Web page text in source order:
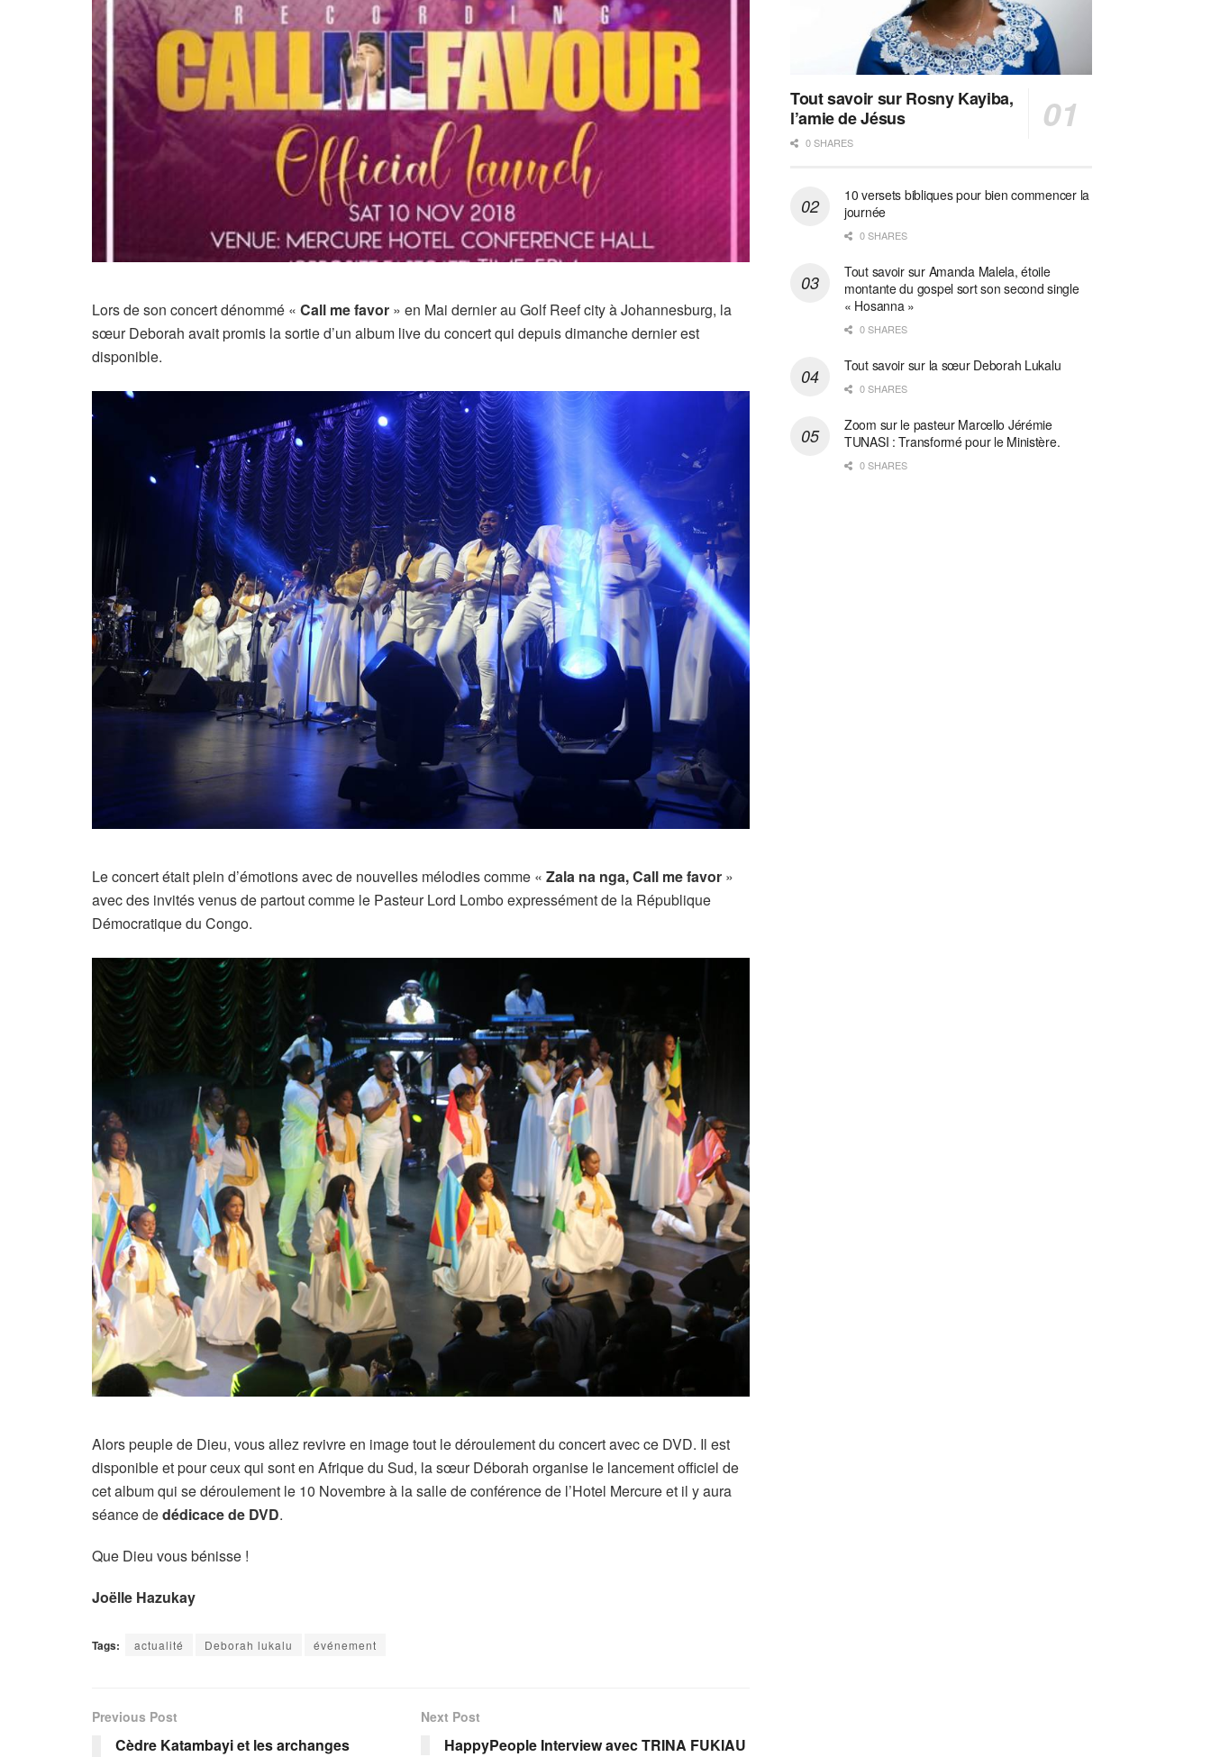
Lors de son concert dénommé « Call me favor » en Mai dernier au Golf Reef city à Johannesburg, la
sœur Deborah avait promis la sortie d’un album live du concert qui depuis dimanche dernier est
disponible.
Le concert était plein d’émotions avec de nouvelles mélodies comme « Zala na nga, Call me favor »
avec des invités venus de partout comme le Pasteur Lord Lombo expressément de la République
Démocratique du Congo.
Alors peuple de Dieu, vous allez revivre en image tout le déroulement du concert avec ce DVD. Il est
disponible et pour ceux qui sont en Afrique du Sud, la sœur Déborah organise le lancement officiel de
cet album qui se déroulement le 10 Novembre à la salle de conférence de l’Hotel Mercure et il y aura
séance dedédicace de DVD.
Que Dieu vous bénisse !
Joëlle Hazukay
Tags: actualité Deborah lukalu événement
Previous Post
Cèdre Katambayi et les archanges
Next Post
HappyPeople Interview avec TRINA FUKIAU
Tout savoir sur Rosny Kayiba,
l’amie de Jésus
0 SHARES
10 versets bibliques pour bien commencer la
journée
0 SHARES
Tout savoir sur Amanda Malela, étoile
montante du gospel sort son second single
« Hosanna »
0 SHARES
Tout savoir sur la sœur Deborah Lukalu
0 SHARES
Zoom sur le pasteur Marcello Jérémie
TUNASI : Transformé pour le Ministère.
0 SHARES